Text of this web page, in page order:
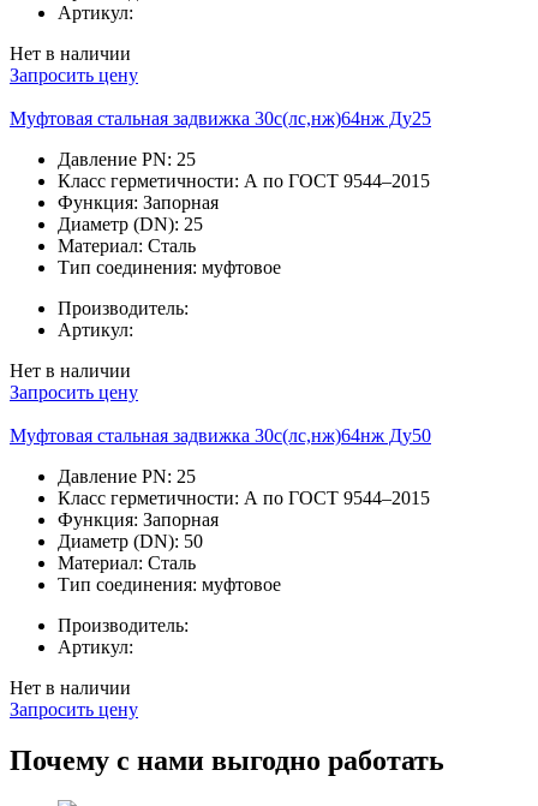
Артикул:
Нет в наличии
Запросить цену
Муфтовая стальная задвижка 30с(лс,нж)64нж Ду25
Давление PN: 25
Класс герметичности: А по ГОСТ 9544–2015
Функция: Запорная
Диаметр (DN): 25
Материал: Сталь
Тип соединения: муфтовое
Производитель:
Артикул:
Нет в наличии
Запросить цену
Муфтовая стальная задвижка 30с(лс,нж)64нж Ду50
Давление PN: 25
Класс герметичности: А по ГОСТ 9544–2015
Функция: Запорная
Диаметр (DN): 50
Материал: Сталь
Тип соединения: муфтовое
Производитель:
Артикул:
Нет в наличии
Запросить цену
Почему с нами выгодно работать